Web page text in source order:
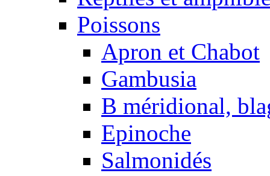
Poissons
Apron et Chabot
Gambusia
B méridional,
Epinoche
Salmonidés